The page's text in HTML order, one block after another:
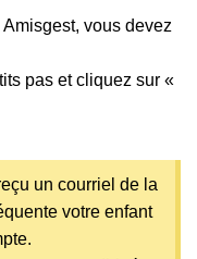
vous devez
pas et cliquez sur «
un courriel de la
votre enfant